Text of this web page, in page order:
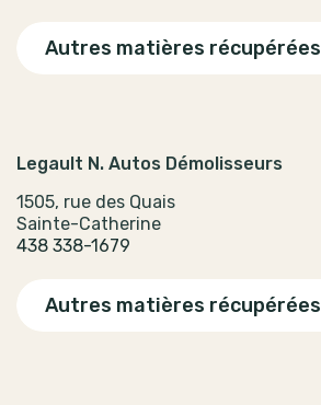
Autres matières récupérées
Legault N. Autos Démolisseurs
1505, rue des Quais
Sainte-Catherine
438 338-1679
Autres matières récupérées